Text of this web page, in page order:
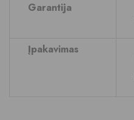
Garantija
Įpakavimas